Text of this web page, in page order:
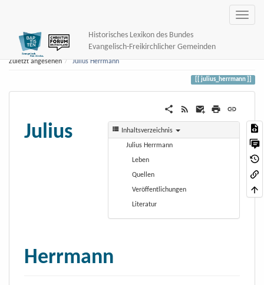
Historisches Lexikon des Bundes
Evangelisch-Freikirchlicher Gemeinden
Zuletzt angesehen Julius Herrmann
julius_herrmann
Inhaltsverzeichnis
Julius Herrmann
Leben
Quellen
Veröffentlichungen
Literatur
Julius
Herrmann